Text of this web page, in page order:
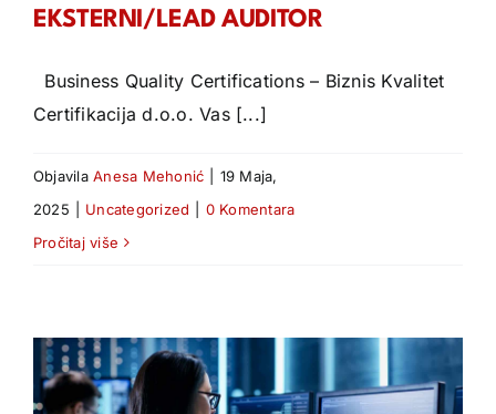
EKSTERNI/LEAD AUDITOR
Business Quality Certifications – Biznis Kvalitet
Certifikacija d.o.o. Vas [...]
ObjavilaAnesa Mehonić
19 Maja,
2025
Uncategorized
0 Komentara
Pročitaj više